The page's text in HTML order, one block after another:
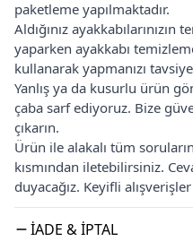
paketleme yapılmaktadır.
Aldığınız ayakkabılarınızın
yaparken ayakkabı
kullanarak yapmanızı
Yanlış ya da kusurlu ürün
çaba sarf ediyoruz. Bize
çıkarın.
Ürün ile alakalı tüm
kısmından iletebilirsiniz.
duyacağız. Keyifli
İADE & İPTAL